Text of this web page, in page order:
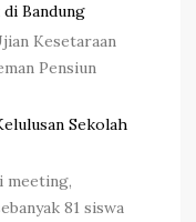
Bandung
Kesetaraan
Pensiun
Sekolah
meeting,
81 siswa